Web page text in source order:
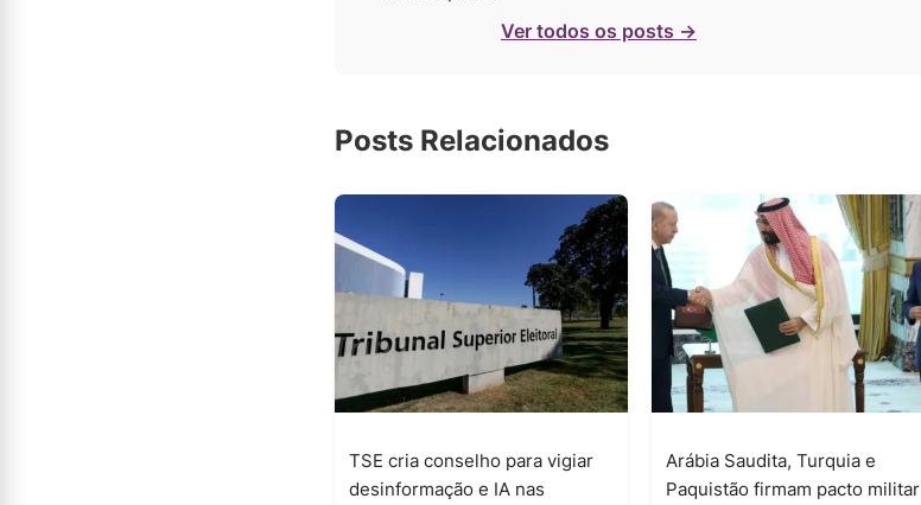
Ver todos os posts →
Posts Relacionados
TSE cria conselho para vigiar
desinformação e IA nas
Arábia Saudita, Turquia e
Paquistão firmam pacto militar